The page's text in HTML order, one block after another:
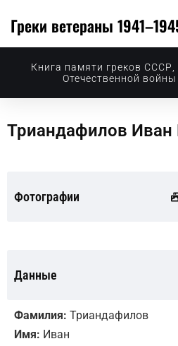
Греки ветераны
Книга памяти греков СССР,
Отечественной войны
Триандафилов Иван
Фотографии
Данные
Фамилия: Триандафилов
Имя: Иван